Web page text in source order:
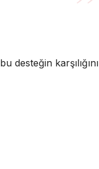
desteğin karşılığını